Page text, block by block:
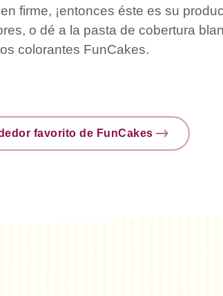
firme, ¡entonces éste es su
o dé a la pasta de cobertura
colorantes FunCakes.
favorito de FunCakes